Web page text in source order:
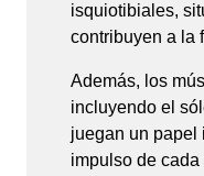
isquiotibiales,
contribuyen a la
Además, los
incluyendo el
juegan un papel
impulso de